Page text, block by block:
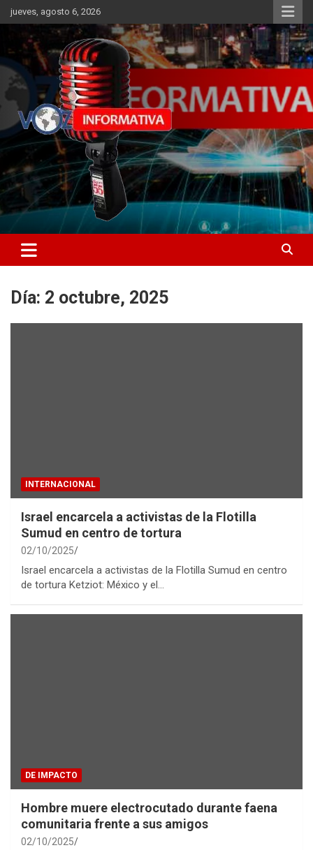
Skip
to
content
jueves, agosto 6, 2026
ncstv.info
Libertad informativa
Día: 2 octubre, 2025
INTERNACIONAL
Israel encarcela a activistas de la Flotilla
Sumud en centro de tortura
02/10/2025
Israel encarcela a activistas de la Flotilla Sumud en centro
de tortura Ketziot: México y el…
DE IMPACTO
Hombre muere electrocutado durante faena
comunitaria frente a sus amigos
02/10/2025